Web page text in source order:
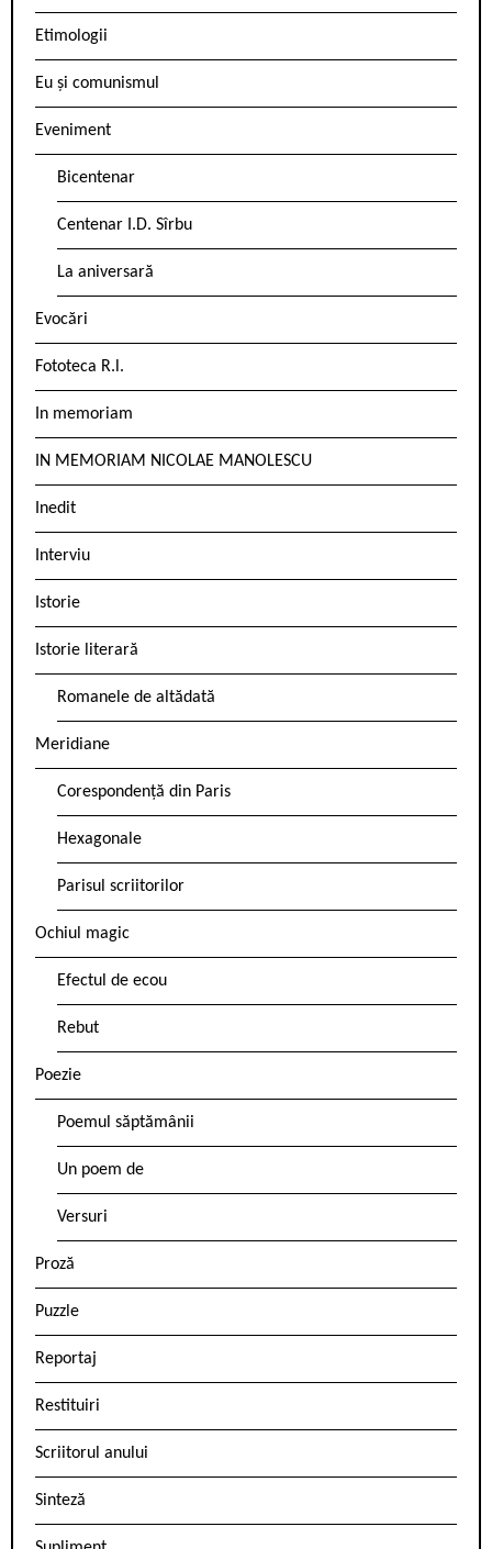
Etimologii
Eu și comunismul
Eveniment
Bicentenar
Centenar I.D. Sîrbu
La aniversară
Evocări
Fototeca R.l.
In memoriam
IN MEMORIAM NICOLAE MANOLESCU
Inedit
Interviu
Istorie
Istorie literară
Romanele de altădată
Meridiane
Corespondență din Paris
Hexagonale
Parisul scriitorilor
Ochiul magic
Efectul de ecou
Rebut
Poezie
Poemul săptămânii
Un poem de
Versuri
Proză
Puzzle
Reportaj
Restituiri
Scriitorul anului
Sinteză